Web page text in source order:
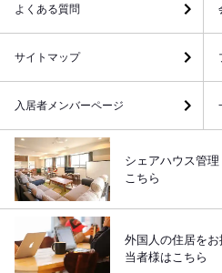
よくある質問
サイトマップ
入居者メンバーページ
シェアハウス管
こちら
外国人の住居を
当者様はこちら